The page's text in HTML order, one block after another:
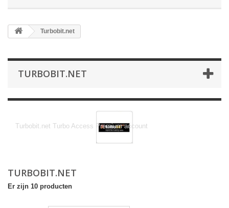
Turbobit.net
TURBOBIT.NET
Turbobit.net Turbo Access Premium account
TURBOBIT.NET
Er zijn 10 producten